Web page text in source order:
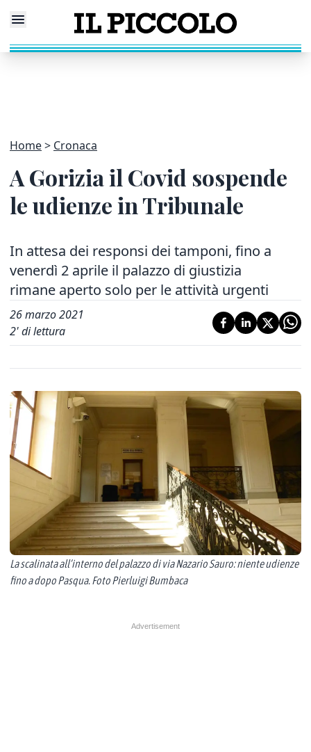
Home Cronaca
A Gorizia il Covid sospende
le udienze in Tribunale
In attesa dei responsi dei tamponi, fino a
venerdì 2 aprile il palazzo di giustizia
rimane aperto solo per le attività urgenti
26 marzo 2021
2' di lettura
La scalinata all’interno del palazzo di via Nazario Sauro: niente udienze
fino a dopo Pasqua. Foto Pierluigi Bumbaca